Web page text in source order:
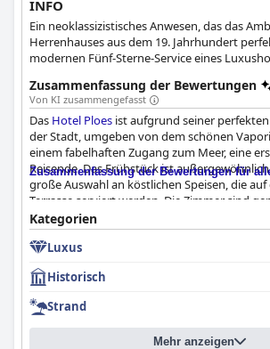
INFO
Ein neoklassizistisches Anwesen, das das
Herrenhauses aus dem 19. Jahrhundert
modernen Fünf-Sterne-Service eines
Zusammenfassung der Bewertungen
Von KI zusammengefasst
Das Hotel Ploes ist aufgrund seiner
der Stadt, umgeben von dem schönen
einem fabelhaften Zugang zum Meer, eine
Reisende. Das Frühstück ist
große Auswahl an köstlichen Speisen, die
Terrasse serviert werden. Die Zimmer sind
schön und mit erstaunlichen Kunstwerken
ausgestattet und bieten Reisenden einen
komfortablen Aufenthalt. Das Personal ist
und effizient, und viele Gäste erwähnen die
Zuvorkommenheit der Eigentümer.
Hotel Ploes
außergewöhnlichen Kundenservice und seinen
Annehmlichkeiten.
Zusammenfassung der Bewertungen für
Kategorien
Luxus
Historisch
Strand
Mehr anzeigen